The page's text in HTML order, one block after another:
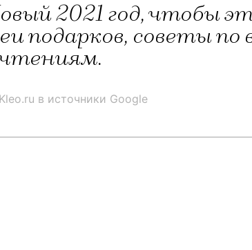
2021 год, чтобы
подарков, советы
в источники Google